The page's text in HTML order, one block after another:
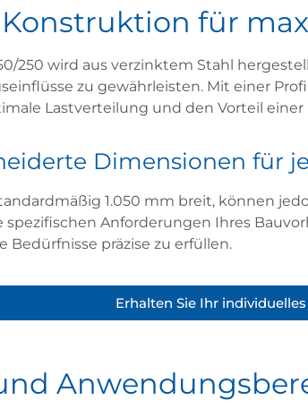
für
250 wird aus verzinktem Stahl
zu gewährleisten. Mit einer
Lastverteilung und den Vorteil einer
Dimensionen für
1.050 mm breit, können
spezifischen Anforderungen Ihres
Bedürfnisse präzise zu erfüllen.
Erhalten Sie Ihr